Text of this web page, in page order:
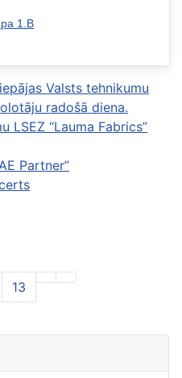
1.B
Valsts tehnikumu
radošā diena.
LSEZ “Lauma Fabrics”
Partner”
13